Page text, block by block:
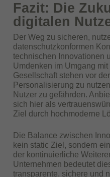
Fazit: Die
digitalen
Der Weg zu sicheren,
datenschutzkonformen
technischen Innovationen
Umdenken im Umgang
Gesellschaft stehen vor
Personalisierung zu
Nutzer zu gefährden.
sich hier als
Ziel durch hochmoderne
Die Balance zwischen
kein static Ziel, sondern
der kontinuierliche
Unternehmen bedeutet
transparente, sichere und